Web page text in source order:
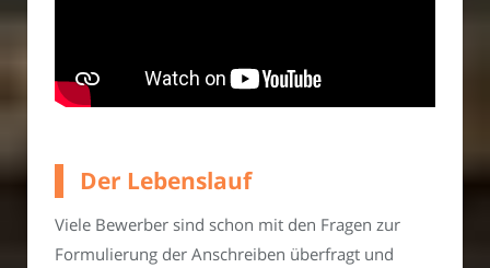
Der Lebenslauf
Viele Bewerber sind schon mit den Fragen zur
Formulierung der Anschreiben überfragt und